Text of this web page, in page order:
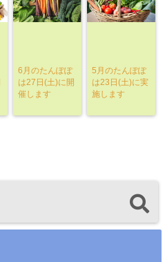
6月のたんぽぽ
は27日(土)に開
催します
5月のたんぽぽ
は23日(土)に実
施します